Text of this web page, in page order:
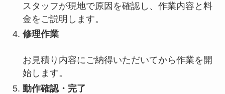
スタッフが現地で原因を確認し、作業内容と料
金をご説明します。
修理作業
お見積り内容にご納得いただいてから作業を開
始します。
動作確認・完了